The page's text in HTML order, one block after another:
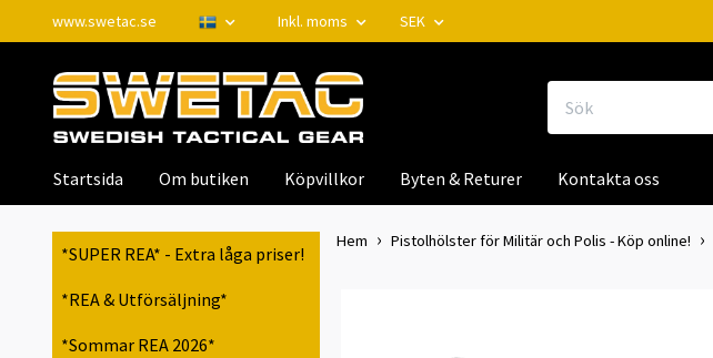
www.swetac.se Inkl. moms SEK
Startsida Om butiken Köpvillkor Byten & Returer Kontakta oss
*SUPER REA* - Extra låga priser!
*REA & Utförsäljning*
*Sommar REA 2026*
Hem Pistolhölster för Militär och Polis - Köp online!